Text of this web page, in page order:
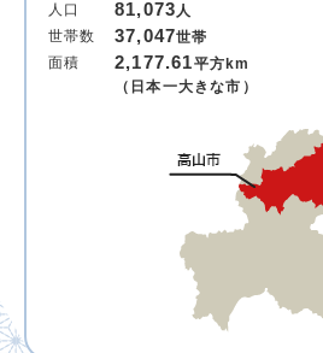
人口 81,073人
世帯数
37,047世帯
面積
2,177.61平方km
（日本一大きな市）